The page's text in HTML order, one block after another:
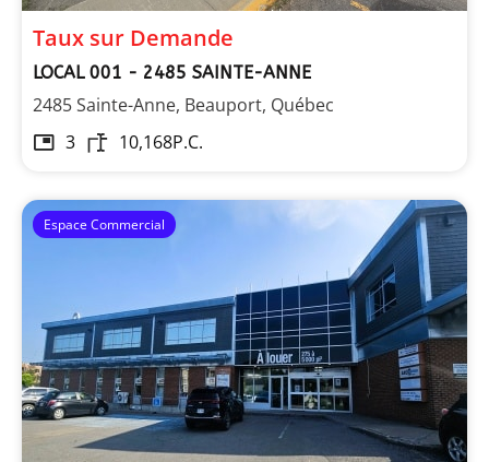
Taux sur Demande
LOCAL 001 - 2485 SAINTE-ANNE
2485 Sainte-Anne, Beauport, Québec
3
10,168P.C.
Espace Commercial